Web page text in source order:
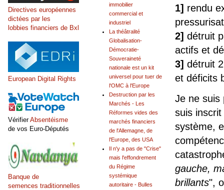
1] rendu
2] détruit
actifs et
3] détruit
et déficits
Je ne suis
suis
système,
gauche,
brillants",
immobilier
commercial et
industriel
La théâtralité
Globalisation-
Démocratie-
Souveraineté
nationale est un kit
universel pour tuer de
l'OMC à l'Europe
Destruction par les
Marchés - Les
Réformes vides des
marchés financiers
de l'Allemagne, de
l'Europe, des USA
Il n'y a pas de "Crise"
mais l'effondrement
du Régime
systémique
autoritaire - Bulles
Directives européennes
dictées par les
lobbies financiers de Bxl
European Digital Rights
VérifierAbsentéisme
de vos Euro-Députés
Banque de
semences traditionnelles